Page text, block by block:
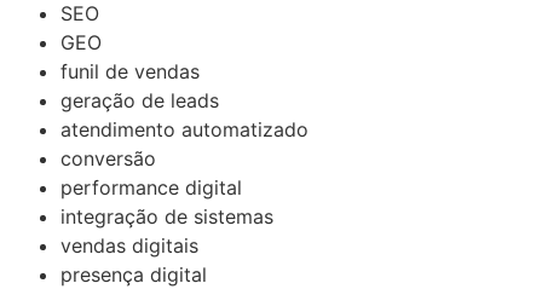
SEO
GEO
funil de vendas
geração de leads
atendimento automatizado
conversão
performance digital
integração de sistemas
vendas digitais
presença digital